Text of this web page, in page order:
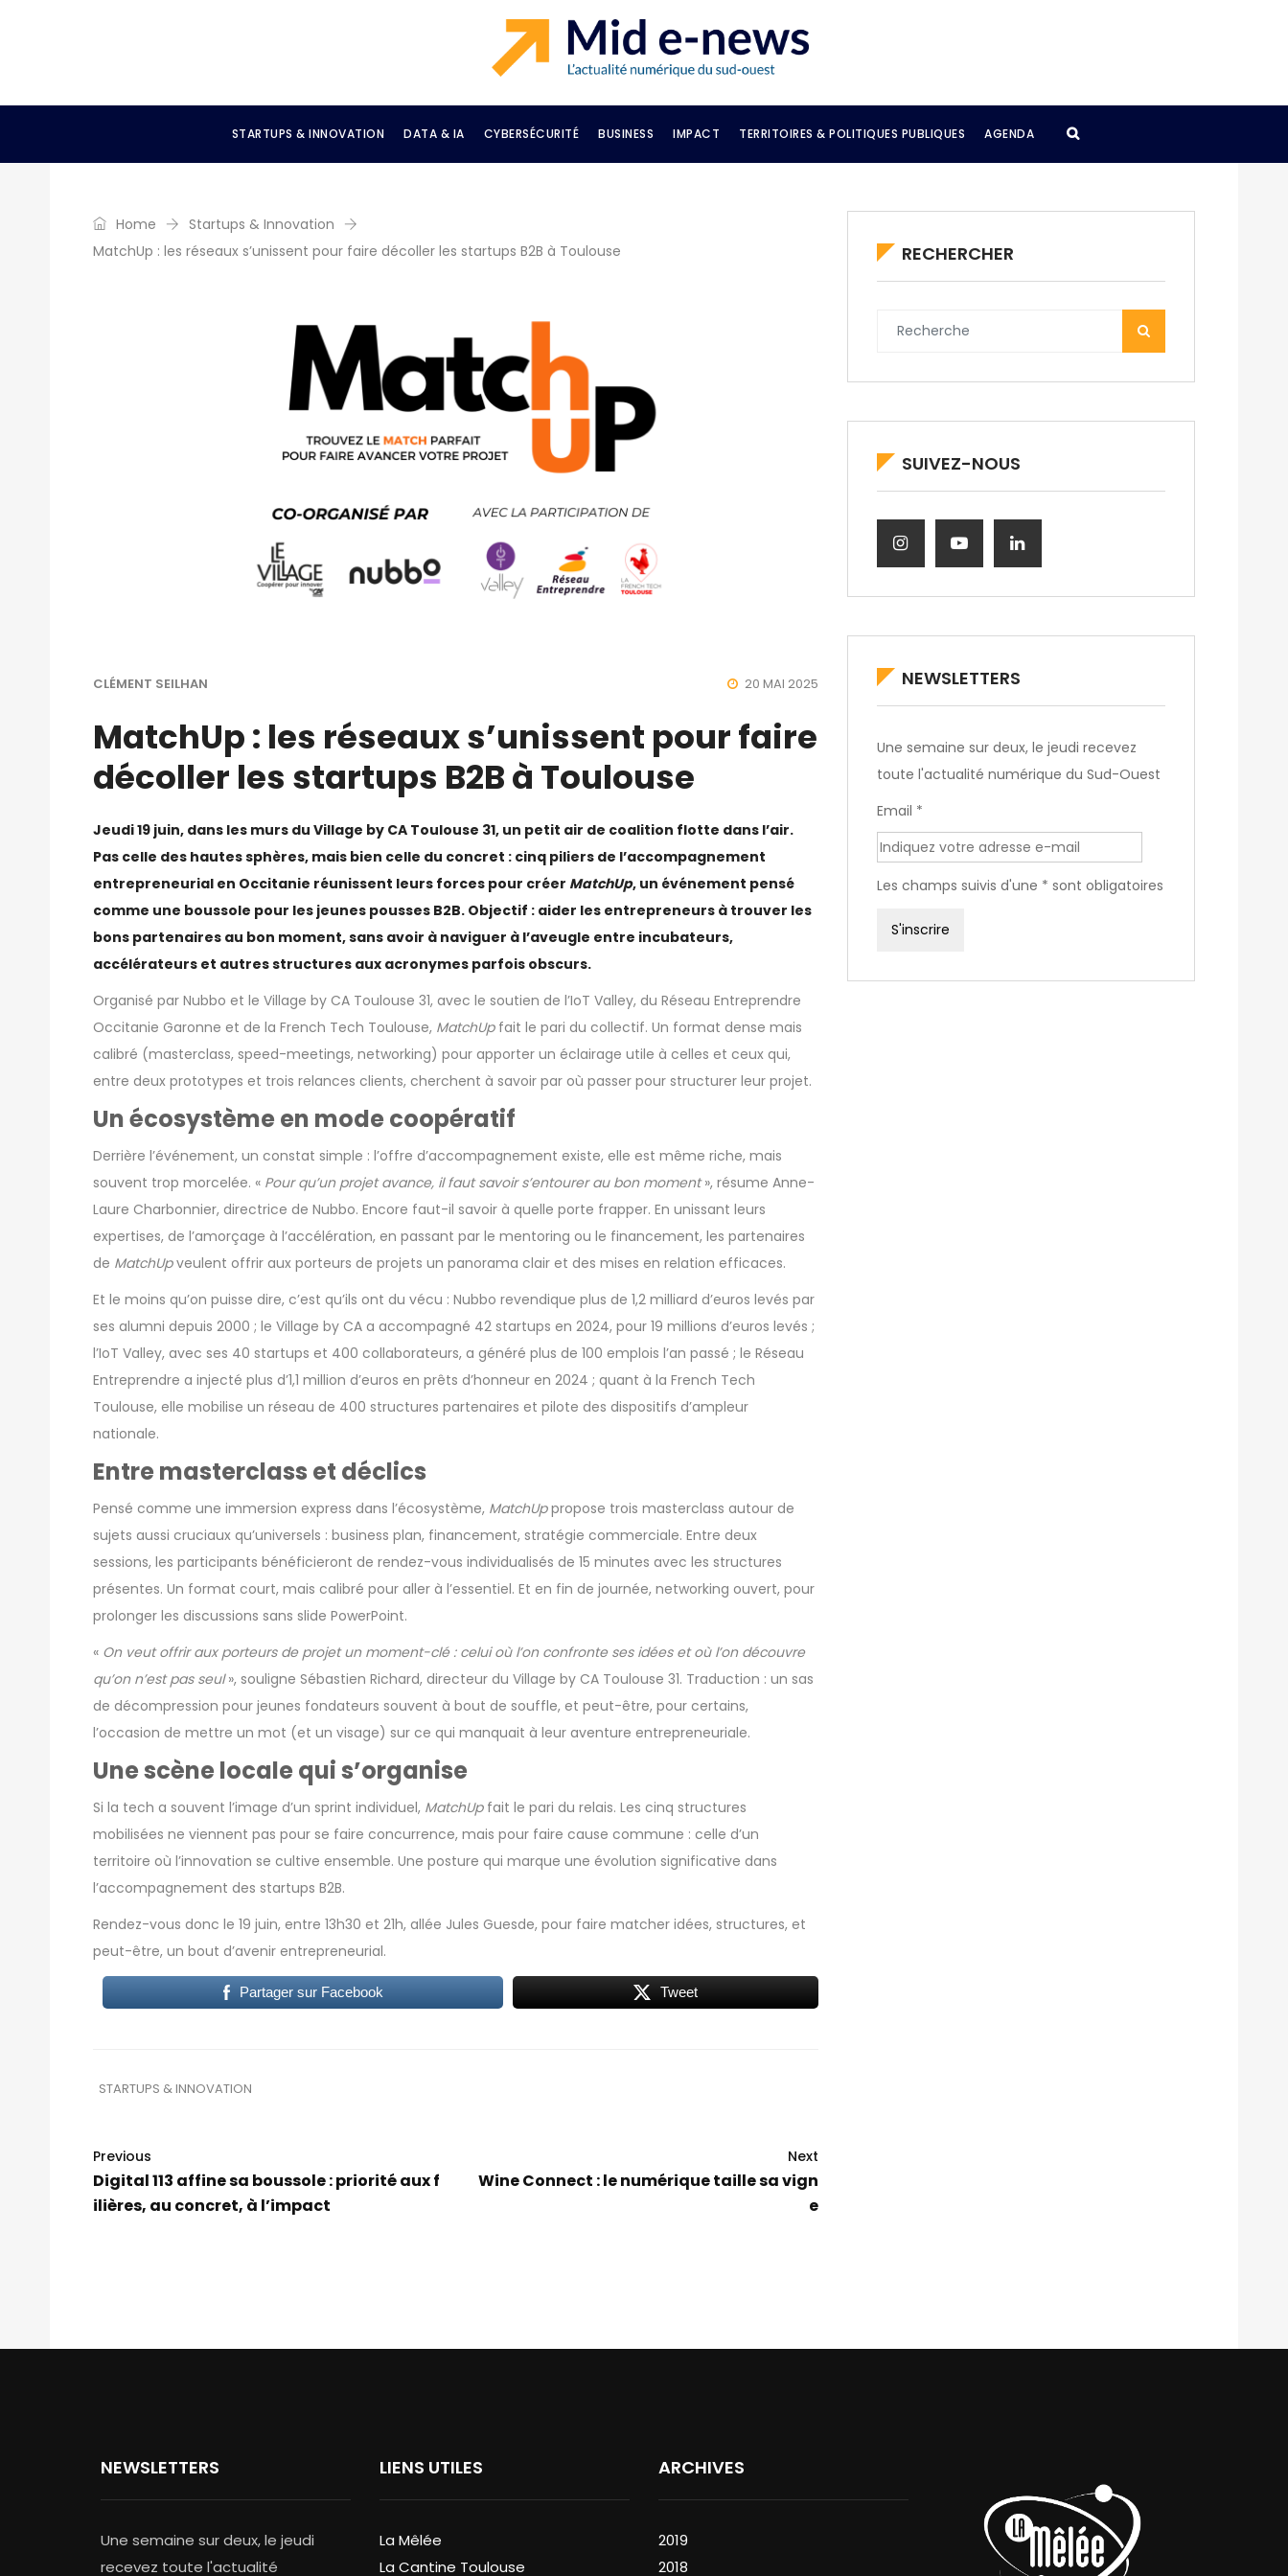
STARTUPS & INNOVATION DATA & IA CYBERSÉCURITÉ BUSINESS IMPACT TERRITOIRES & POLITIQUES PUBLIQUES AGENDA
Home
Startups & Innovation
MatchUp : les réseaux s’unissent pour faire décoller les startups B2B à Toulouse
CLÉMENT SEILHAN 20 MAI 2025
MatchUp : les réseaux s’unissent pour faire
décoller les startups B2B à Toulouse
Jeudi 19 juin, dans les murs du Village by CA Toulouse 31, un petit air de coalition flotte dans l’air.
Pas celle des hautes sphères, mais bien celle du concret : cinq piliers de l’accompagnement
entrepreneurial en Occitanie réunissent leurs forces pour créer MatchUp, un événement pensé
comme une boussole pour les jeunes pousses B2B. Objectif : aider les entrepreneurs à trouver les
bons partenaires au bon moment, sans avoir à naviguer à l’aveugle entre incubateurs,
accélérateurs et autres structures aux acronymes parfois obscurs.
Organisé par Nubbo et le Village by CA Toulouse 31, avec le soutien de l’IoT Valley, du Réseau Entreprendre
Occitanie Garonne et de la French Tech Toulouse, MatchUpfait le pari du collectif. Un format dense mais
calibré (masterclass, speed-meetings, networking) pour apporter un éclairage utile à celles et ceux qui,
entre deux prototypes et trois relances clients, cherchent à savoir par où passer pour structurer leur projet.
Un écosystème en mode coopératif
Derrière l’événement, un constat simple : l’offre d’accompagnement existe, elle est même riche, mais
souvent trop morcelée. « Pour qu’un projet avance, il faut savoir s’entourer au bon moment», résume Anne-
Laure Charbonnier, directrice de Nubbo. Encore faut-il savoir à quelle porte frapper. En unissant leurs
expertises, de l’amorçage à l’accélération, en passant par le mentoring ou le financement, les partenaires
de MatchUpveulent offrir aux porteurs de projets un panorama clair et des mises en relation efficaces.
Et le moins qu’on puisse dire, c’est qu’ils ont du vécu : Nubbo revendique plus de 1,2 milliard d’euros levés par
ses alumni depuis 2000 ; le Village by CA a accompagné 42 startups en 2024, pour 19 millions d’euros levés ;
l’IoT Valley, avec ses 40 startups et 400 collaborateurs, a généré plus de 100 emplois l’an passé ; le Réseau
Entreprendre a injecté plus d’1,1 million d’euros en prêts d’honneur en 2024 ; quant à la French Tech
Toulouse, elle mobilise un réseau de 400 structures partenaires et pilote des dispositifs d’ampleur
nationale.
Entre masterclass et déclics
Pensé comme une immersion express dans l’écosystème, MatchUppropose trois masterclass autour de
sujets aussi cruciaux qu’universels : business plan, financement, stratégie commerciale. Entre deux
sessions, les participants bénéficieront de rendez-vous individualisés de 15 minutes avec les structures
présentes. Un format court, mais calibré pour aller à l’essentiel. Et en fin de journée, networking ouvert, pour
prolonger les discussions sans slide PowerPoint.
« On veut offrir aux porteurs de projet un moment-clé : celui où l’on confronte ses idées et où l’on découvre
qu’on n’est pas seul», souligne Sébastien Richard, directeur du Village by CA Toulouse 31. Traduction : un sas
de décompression pour jeunes fondateurs souvent à bout de souffle, et peut-être, pour certains,
l’occasion de mettre un mot (et un visage) sur ce qui manquait à leur aventure entrepreneuriale.
Une scène locale qui s’organise
Si la tech a souvent l’image d’un sprint individuel, MatchUpfait le pari du relais. Les cinq structures
mobilisées ne viennent pas pour se faire concurrence, mais pour faire cause commune : celle d’un
territoire où l’innovation se cultive ensemble. Une posture qui marque une évolution significative dans
l’accompagnement des startups B2B.
Rendez-vous donc le 19 juin, entre 13h30 et 21h, allée Jules Guesde, pour faire matcher idées, structures, et
peut-être, un bout d’avenir entrepreneurial.
Partager sur Facebook Tweet
STARTUPS & INNOVATION
Previous
Digital 113 affine sa boussole : priorité aux f
ilières, au concret, à l’impact
Next
Wine Connect : le numérique taille sa vign
e
RECHERCHER
SUIVEZ-NOUS
NEWSLETTERS
Une semaine sur deux, le jeudi recevez
toute l'actualité numérique du Sud-Ouest
Email *
Les champs suivis d'une * sont obligatoires
NEWSLETTERS
Une semaine sur deux, le jeudi
recevez toute l'actualité
LIENS UTILES
La Mêlée
La Cantine Toulouse
ARCHIVES
2019
2018